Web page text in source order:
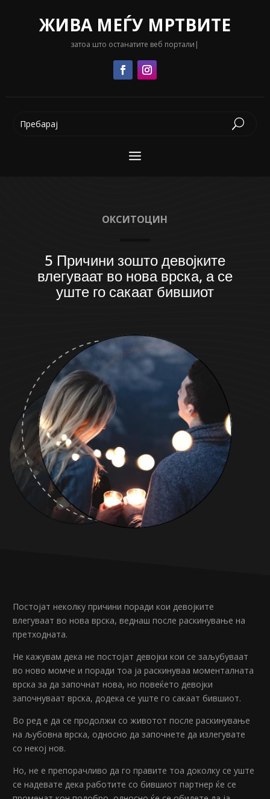
ЖИВА МЕЃУ МРТВИТЕ
затоа што останатите веб портали се с
ОКСИТОЦИН
5 Причини зошто девојките
влегуваат во нова врска, а се
уште го сакаат бившиот
Постојат неколку причини поради кои девојките
влегуваат во нова врска, веднаш после раскинување на
претходната.
Не кажувам дека не постојат девојки кои се заљубуваат
во ново момче и поради тоа ја раскинуваа моменталната
врска за да започнат нова, но повеќето девојки
започнуваат врска, додека се уште го сакаат бившиот.
Во ред е да се продолжи со животот после раскинување
на љубовна врска, односно да започнете да излегувате
со некој нов.
Но, не е препорачливо да го правите тоа доколку се уште
се надевате дека работите со бившиот партнер ќе се